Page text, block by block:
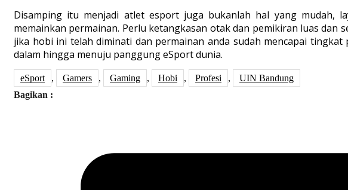
Disamping itu menjadi atlet esport juga bukanlah hal yang mudah,
memainkan permainan. Perlu ketangkasan otak dan pemikiran luas
jika hobi ini telah diminati dan permainan anda sudah mencapai
dalam hingga menuju panggung eSport dunia.
eSport , Gamers , Gaming , Hobi , Profesi ,
UIN Bandung
Bagikan :